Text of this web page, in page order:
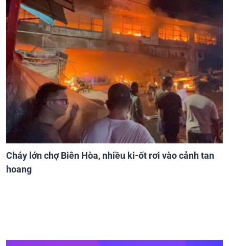
Cháy lớn chợ Biên Hòa, nhiều ki-ốt rơi vào cảnh tan
hoang